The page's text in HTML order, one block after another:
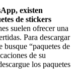
existen
de stickers
suelen ofrecer una
Para descargar
busque “paquetes de
de su
los paquetes